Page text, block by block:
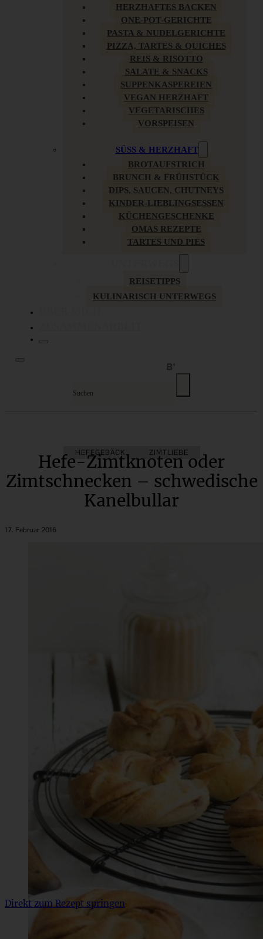
HERZHAFTES BACKEN
ONE-POT-GERICHTE
PASTA & NUDELGERICHTE
PIZZA, TARTES & QUICHES
REIS & RISOTTO
SALATE & SNACKS
SUPPENKASPEREIEN
VEGAN HERZHAFT
VEGETARISCHES
VORSPEISEN
SÜSS & HERZHAFT
BROTAUFSTRICH
BRUNCH & FRÜHSTÜCK
DIPS, SAUCEN, CHUTNEYS
KINDER-LIEBLINGSESSEN
KÜCHENGESCHENKE
OMAS REZEPTE
TARTES UND PIES
REISETIPPS
KULINARISCH UNTERWEGS
HEFEGEBÄCK ZIMTLIEBE
Hefe-Zimtknoten oder
Zimtschnecken – schwedische
Kanelbullar
17. Februar 2016
Direkt zum Rezept springen